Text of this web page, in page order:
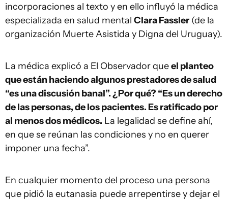
incorporaciones al texto y en ello influyó la médica
especializada en salud mental Clara Fassler (de la
organización Muerte Asistida y Digna del Uruguay).
La médica explicó a El Observador queel planteo
que están haciendo algunos prestadores de salud
“es una discusión banal”. ¿Por qué? “Es un derecho
de las personas, de los pacientes. Es ratificado por
al menos dos médicos. La legalidad se define ahí,
en que se reúnan las condiciones y no en querer
imponer una fecha”.
En cualquier momento del proceso una persona
que pidió la eutanasia puede arrepentirse y dejar el